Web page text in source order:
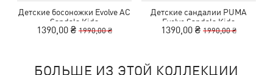
Детские босоножки Evolve AC
Sandals Kids
1390,00 ₴ 1990,00 ₴
Детские сандалии PUMA
Evolve Sandals Kids
1390,00 ₴ 1990,00 ₴
БОЛЬШЕ ИЗ ЭТОЙ КОЛЛЕКЦИИ